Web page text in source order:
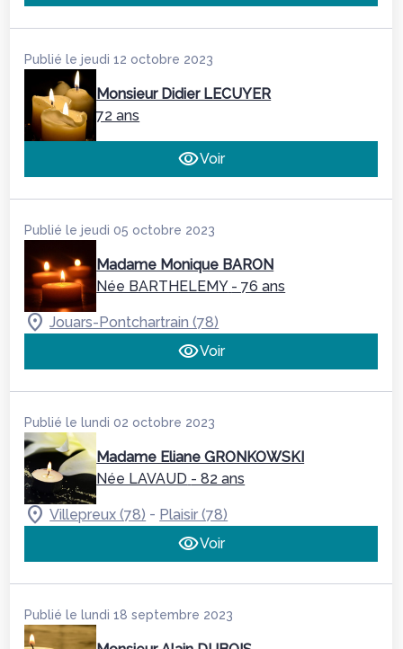
Publié le jeudi 12 octobre 2023
Monsieur Didier LECUYER
72 ans
Voir
Publié le jeudi 05 octobre 2023
Madame Monique BARON
Née BARTHELEMY - 76 ans
Jouars-Pontchartrain (78)
Voir
Publié le lundi 02 octobre 2023
Madame Eliane GRONKOWSKI
Née LAVAUD - 82 ans
Villepreux (78) - Plaisir (78)
Voir
Publié le lundi 18 septembre 2023